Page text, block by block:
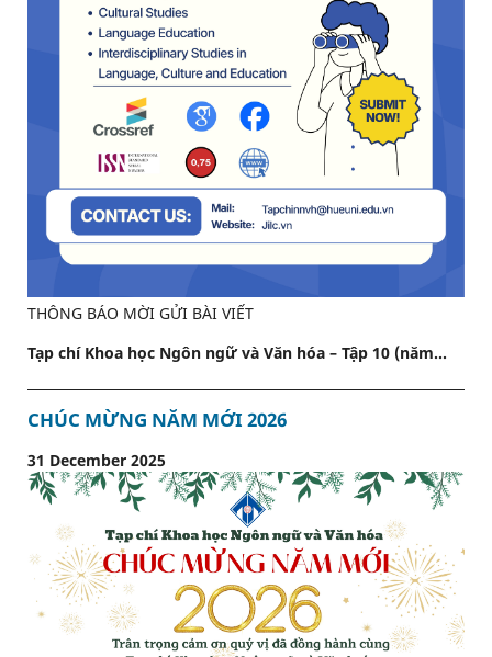
THÔNG BÁO MỜI GỬI BÀI VIẾT
Tạp chí Khoa học Ngôn ngữ và Văn hóa – Tập 10 (năm...
CHÚC MỪNG NĂM MỚI 2026
31 December 2025